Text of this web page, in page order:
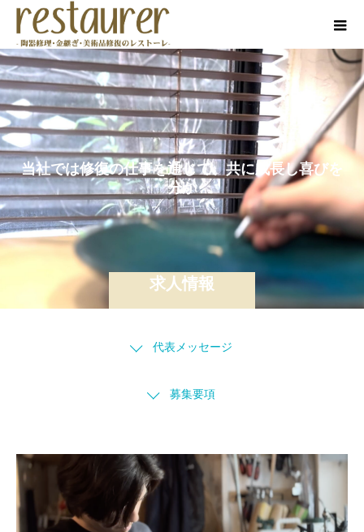
求人情報
当社では修復の仕事を通じて、共に成長し喜びを
分かち合う仲間を 求
代表メッセージ
募集要項